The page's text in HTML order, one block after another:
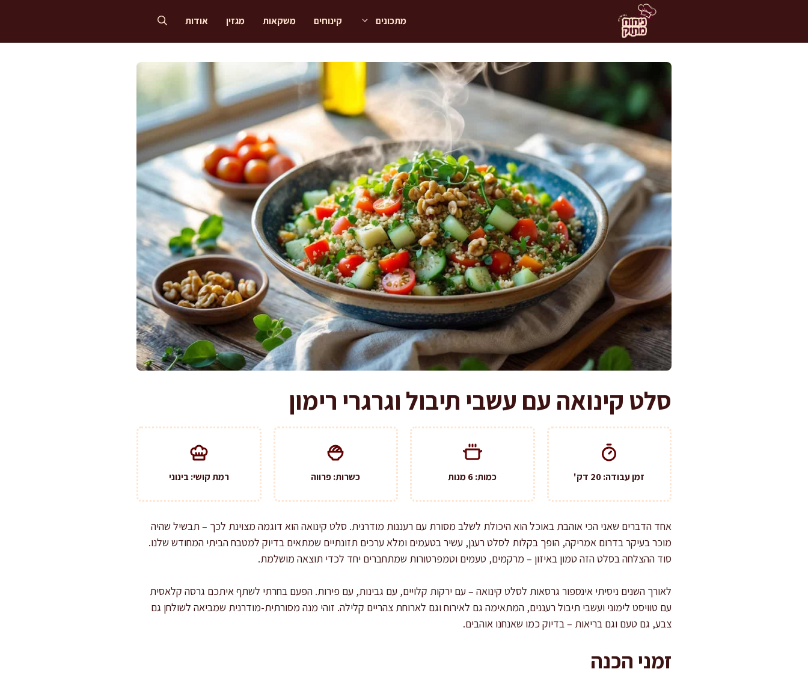
מתכונים קינוחים משקאות מגזין אודות
סלט קינואה עם עשבי תיבול וגרגרי רימון
זמן עבודה: 20 דק' כמות: 6 מנות כשרות: פרווה רמת קושי: בינוני
אחד הדברים שאני הכי אוהבת באוכל הוא היכולת לשלב מסורת עם רעננות מודרנית. סלט קינואה הוא דוגמה מצוינת לכך – תבשיל שהיה
מוכר בעיקר בדרום אמריקה, הופך בקלות לסלט רענן, עשיר בטעמים ומלא ערכים תזונתיים שמתאים בדיוק למטבח הביתי המחודש שלנו.
סוד ההצלחה בסלט הזה טמון באיזון – מרקמים, טעמים וטמפרטורות שמתחברים יחד לכדי תוצאה מושלמת.
לאורך השנים ניסיתי אינספור גרסאות לסלט קינואה – עם ירקות קלויים, עם גבינות, עם פירות. הפעם בחרתי לשתף איתכם גרסה קלאסית
עם טוויסט לימוני ועשבי תיבול רעננים, המתאימה גם לאירוח וגם לארוחת צהריים קלילה. זוהי מנה מסורתית-מודרנית שמביאה לשולחן גם
צבע, גם טעם וגם בריאות – בדיוק כמו שאנחנו אוהבים.
זמני הכנה